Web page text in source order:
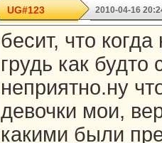
UG#123 2010-04-16
бесит, что
грудь как будто
неприятно.ну
девочки мои,
какими были